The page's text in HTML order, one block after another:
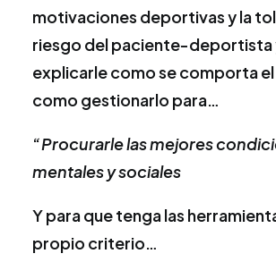
motivaciones deportivas y la
riesgo del paciente-deportista
explicarle como se comporta
como gestionarlo para…
“Procurarle las mejores
mentales y sociales
Y para que tenga las
propio criterio…